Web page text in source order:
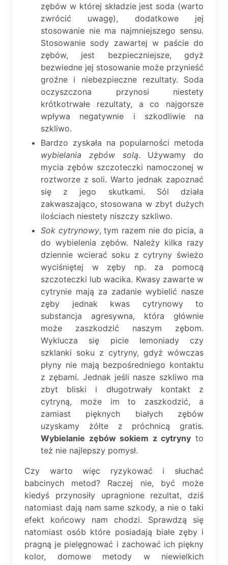
zębów w której składzie jest soda (warto
zwrócić uwagę), dodatkowe jej
stosowanie nie ma najmniejszego sensu.
Stosowanie sody zawartej w paście do
zębów, jest bezpieczniejsze, gdyż
bezwiedne jej stosowanie może przynieść
groźne i niebezpieczne rezultaty. Soda
oczyszczona przynosi niestety
krótkotrwałe rezultaty, a co najgorsze
wpływa negatywnie i szkodliwie na
szkliwo.
Bardzo zyskała na popularności metoda
wybielania zębów solą. Używamy do
mycia zębów szczoteczki namoczonej w
roztworze z soli. Warto jednak zapoznać
się z jego skutkami. Sól działa
zakwaszająco, stosowana w zbyt dużych
ilościach niestety niszczy szkliwo.
Sok cytrynowy, tym razem nie do picia, a
do wybielenia zębów. Należy kilka razy
dziennie wcierać soku z cytryny świeżo
wyciśniętej w zęby np. za pomocą
szczoteczki lub wacika. Kwasy zawarte w
cytrynie mają za zadanie wybielić nasze
zęby jednak kwas cytrynowy to
substancja agresywna, która głównie
może zaszkodzić naszym zębom.
Wyklucza się picie lemoniady czy
szklanki soku z cytryny, gdyż wówczas
płyny nie mają bezpośredniego kontaktu
z zębami. Jednak jeśli nasze szkliwo ma
zbyt bliski i długotrwały kontakt z
cytryną, może im to zaszkodzić, a
zamiast pięknych białych zębów
uzyskamy żółte z próchnicą gratis.
Wybielanie zębów sokiem z cytryny to
też nie najlepszy pomysł.
Czy warto więc ryzykować i słuchać
babcinych metod? Raczej nie, być może
kiedyś przynosiły upragnione rezultat, dziś
natomiast dają nam same szkody, a nie o taki
efekt końcowy nam chodzi. Sprawdzą się
natomiast osób które posiadają białe zęby i
pragną je pielęgnować i zachować ich piękny
kolor, domowe metody w niewielkich